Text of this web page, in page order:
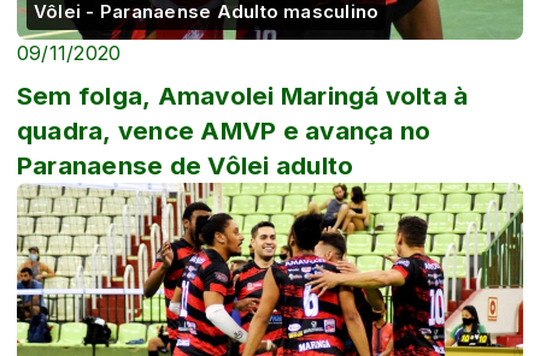
Vôlei - Paranaense Adulto masculino
09/11/2020
Sem folga, Amavolei Maringá volta à
quadra, vence AMVP e avança no
Paranaense de Vôlei adulto